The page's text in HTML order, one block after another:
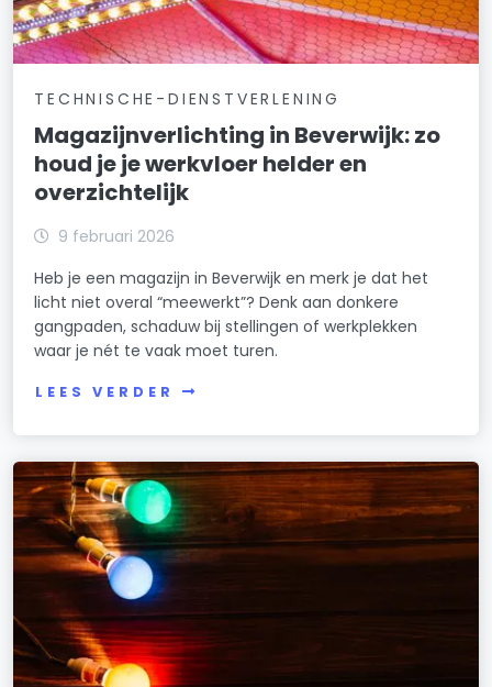
TECHNISCHE-DIENSTVERLENING
Magazijnverlichting in Beverwijk: zo
houd je je werkvloer helder en
overzichtelijk
9 februari 2026
Heb je een magazijn in Beverwijk en merk je dat het
licht niet overal “meewerkt”? Denk aan donkere
gangpaden, schaduw bij stellingen of werkplekken
waar je nét te vaak moet turen.
LEES VERDER